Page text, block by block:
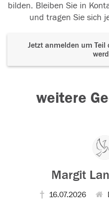
bilden. Bleiben Sie in
und tragen Sie sich
Jetzt anmelden um Teil
weitere
Margit
16.07.2026